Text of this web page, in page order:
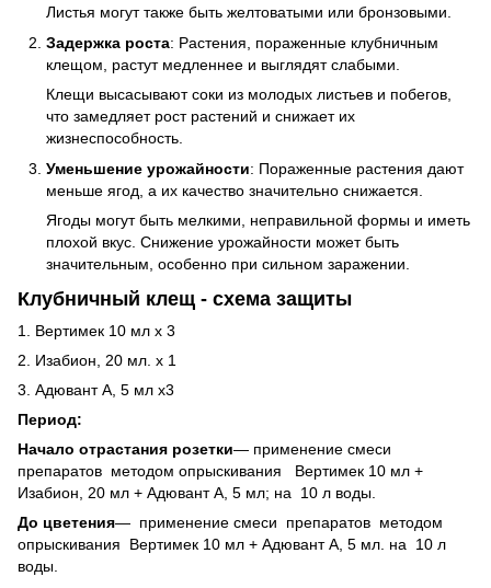
Листья могут также быть желтоватыми или бронзовыми.
Задержка роста: Растения, пораженные клубничным
клещом, растут медленнее и выглядят слабыми.
Клещи высасывают соки из молодых листьев и побегов,
что замедляет рост растений и снижает их
жизнеспособность.
Уменьшение урожайности: Пораженные растения дают
меньше ягод, а их качество значительно снижается.
Ягоды могут быть мелкими, неправильной формы и иметь
плохой вкус. Снижение урожайности может быть
значительным, особенно при сильном заражении.
Клубничный клещ - схема защиты
1. Вертимек 10 мл х 3
2. Изабион, 20 мл. х 1
3. Адювант А, 5 мл х3
Период:
Начало отрастания розетки— применение смеси
препаратов методом опрыскивания Вертимек 10 мл +
Изабион, 20 мл + Адювант А, 5 мл; на 10 л воды.
До цветения— применение смеси препаратов методом
опрыскивания Вертимек 10 мл + Адювант А, 5 мл. на 10 л
воды.